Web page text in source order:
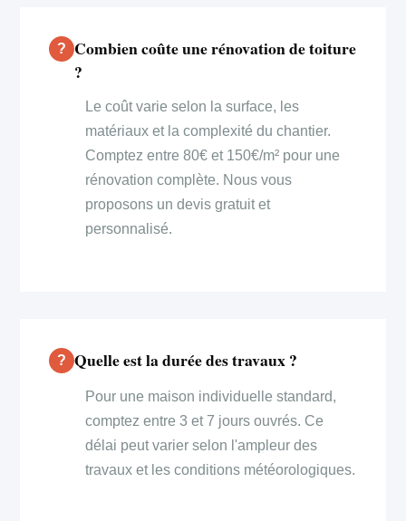
Combien coûte une rénovation de toiture
?
Le coût varie selon la surface, les
matériaux et la complexité du chantier.
Comptez entre 80€ et 150€/m² pour une
rénovation complète. Nous vous
proposons un devis gratuit et
personnalisé.
Quelle est la durée des travaux ?
Pour une maison individuelle standard,
comptez entre 3 et 7 jours ouvrés. Ce
délai peut varier selon l'ampleur des
travaux et les conditions météorologiques.